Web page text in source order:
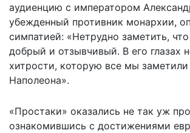
аудиенцию с императором
убежденный противник монархии,
симпатией: «Нетрудно заметить,
добрый и отзывчивый. В его глазах
хитрости, которую все мы
Наполеона».
«Простаки» оказались не так уж
ознакомившись с достижениями